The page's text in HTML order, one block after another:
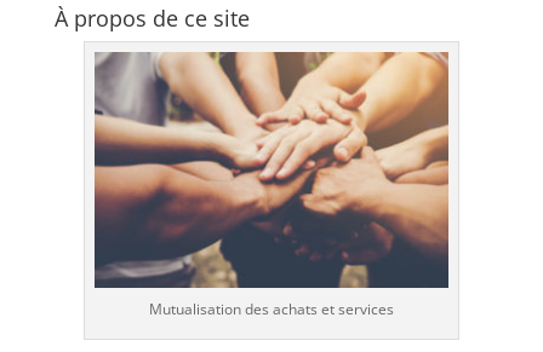
À propos de ce site
Mutualisation des achats et services